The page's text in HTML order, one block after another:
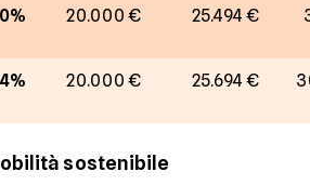
20.000 € 25.494 €
20.000 € 25.694 €
sostenibile